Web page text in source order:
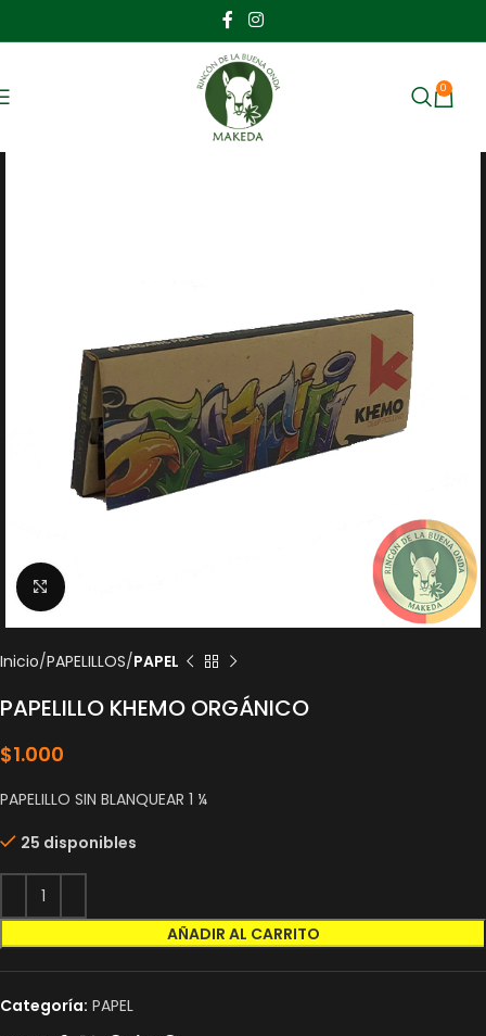
0
Click to enlarge
Inicio PAPELILLOS PAPEL
PAPELILLO KHEMO ORGÁNICO
$1.000
PAPELILLO SIN BLANQUEAR 1 ¼
25 disponibles
AÑADIR AL CARRITO
Categoría: PAPEL